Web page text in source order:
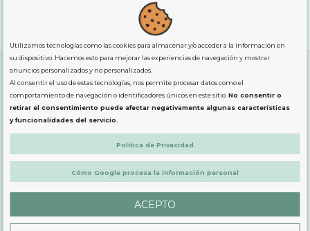
para comprassuperiores a 80€
exclusiva para la peninsula.
SOBRE NOSOTROS
LEGAL
PRODUCTOS
CONTÁCTANOS
Utilizamos tecnologías como las cookies para almacenar y/o acceder a la información en
su dispositivo. Hacemos esto para mejorar las experiencias de navegación y mostrar
anuncios personalizados y no personalizados.
Al consentir el uso de estas tecnologías, nos permite procesar datos como el
comportamiento de navegación o identificadores únicos en este sitio.No consentir o
retirar el consentimiento puede afectar negativamente algunas características
y funcionalidades del servicio.
Política de Privacidad
Cómo Google procesa la información personal
ACEPTO